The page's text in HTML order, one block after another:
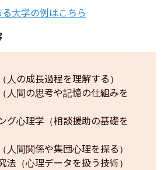
大学の例はこちら
人の成長過程を理解する）
人間の思考や記憶の仕組みを
グ心理学（相談援助の基礎を
人間関係や集団心理を探る）
法（心理データを扱う技術）